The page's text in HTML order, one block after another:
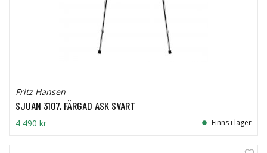
Fritz Hansen
SJUAN 3107, FÄRGAD ASK SVART
4 490 kr Finns i lager